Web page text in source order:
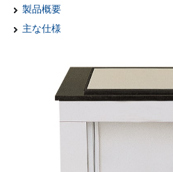
製品概要
主な仕様